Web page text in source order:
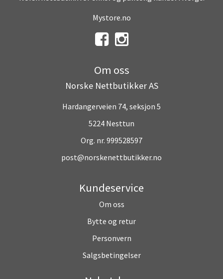
Mystore.no
Om oss
Norske Nettbutikker AS
Hardangerveien 74, seksjon 5
5224 Nesttun
Org. nr. 999528597
post@norskenettbutikker.no
Kundeservice
Om oss
Bytte og retur
Personvern
Salgsbetingelser